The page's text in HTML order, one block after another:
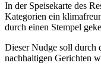
In der Speisekarte des
Kategorien ein
durch einen Stempel
Dieser Nudge soll
nachhaltigen Gerichten